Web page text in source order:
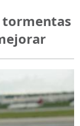
tormentas